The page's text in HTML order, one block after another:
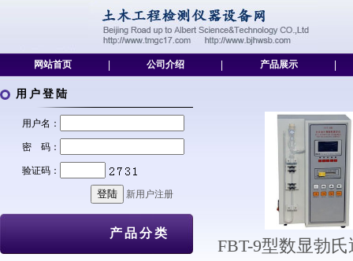
网站首页 公司介绍 产品展示
用户登陆
用户名：
密 码：
验证码：
新用户注册
产品分类
FBT-9型数显勃